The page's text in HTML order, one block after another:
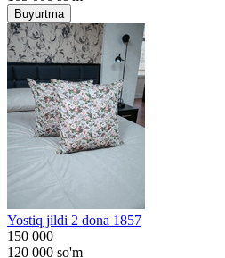
Buyurtma
Yostiq jildi 2 dona 1857
150 000
120 000 so'm